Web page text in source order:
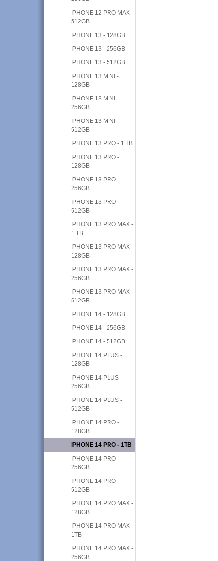
IPHONE 12 PRO MAX -
512GB
IPHONE 13 - 128GB
IPHONE 13 - 256GB
IPHONE 13 - 512GB
IPHONE 13 MINI -
128GB
IPHONE 13 MINI -
256GB
IPHONE 13 MINI -
512GB
IPHONE 13 PRO - 1 TB
IPHONE 13 PRO -
128GB
IPHONE 13 PRO -
256GB
IPHONE 13 PRO -
512GB
IPHONE 13 PRO MAX -
1 TB
IPHONE 13 PRO MAX -
128GB
IPHONE 13 PRO MAX -
256GB
IPHONE 13 PRO MAX -
512GB
IPHONE 14 - 128GB
IPHONE 14 - 256GB
IPHONE 14 - 512GB
IPHONE 14 PLUS -
128GB
IPHONE 14 PLUS -
256GB
IPHONE 14 PLUS -
512GB
IPHONE 14 PRO -
128GB
IPHONE 14 PRO - 1TB
IPHONE 14 PRO -
256GB
IPHONE 14 PRO -
512GB
IPHONE 14 PRO MAX -
128GB
IPHONE 14 PRO MAX -
1TB
IPHONE 14 PRO MAX -
256GB